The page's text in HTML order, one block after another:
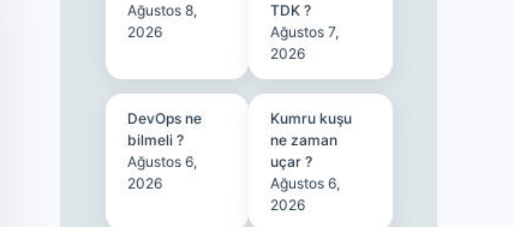
Ağustos 8,
2026
TDK ?
Ağustos 7,
2026
DevOps ne
bilmeli ?
Ağustos 6,
2026
Kumru kuşu
ne zaman
uçar ?
Ağustos 6,
2026